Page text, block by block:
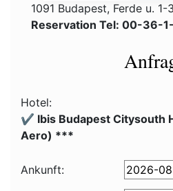
1091 Budapest, Ferde u. 1-
Reservation Tel: 00-36-
Hotel:
✔️ Ibis Budapest Citysouth
Aero) ***
Ankunft: